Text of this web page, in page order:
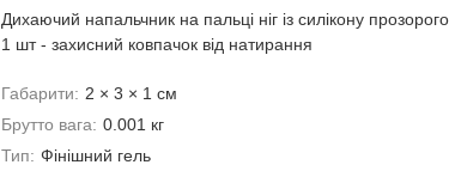
Дихаючий напальчник на пальці ніг із силікону
1 шт - захисний ковпачок від натирання
Габарити: 2 × 3 × 1 см
Брутто вага: 0.001 кг
Тип: Фінішний гель